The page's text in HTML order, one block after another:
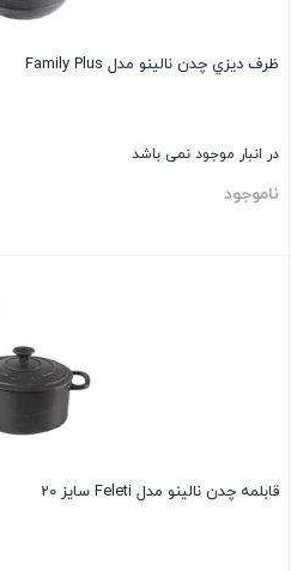
ظرف ديزي چدن نالينو مدل Family Plus
در انبار موجود نمی باشد
ناموجود
قابلمه چدن نالينو مدل Feleti سایز 20